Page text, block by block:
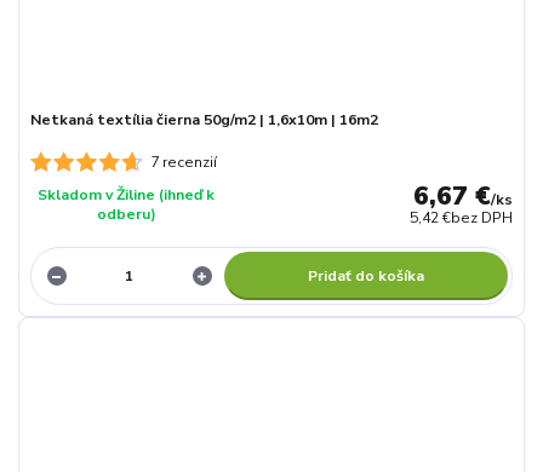
7 recenzií
Netkaná textília čierna 50g/m2 | 1,6x10m | 16m2
6,67 €/ks
5,42 €bez DPH
Skladom v Žiline (ihneď k
odberu)
Pridať do košíka